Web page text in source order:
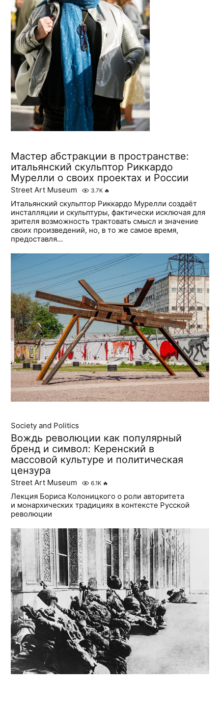
Мастер абстракции в пространстве:
итальянский скульптор Риккардо
Мурелли о своих проектах и России
Street Art Museum 3.7K 🔥
Итальянский скульптор Риккардо Мурелли создаёт
инсталляции и скульптуры, фактически исключая для
зрителя возможность трактовать смысл и значение
своих произведений, но, в то же самое время,
предоставля...
Society and Politics
Вождь революции как популярный
бренд и символ: Керенский в
массовой культуре и политическая
цензура
Street Art Museum 6.1K 🔥
Лекция Бориса Колоницкого о роли авторитета
и монархических традициях в контексте Русской
революции